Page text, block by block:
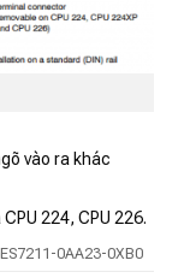
vào ra khác
224, CPU 226.
0AA23-0XB0